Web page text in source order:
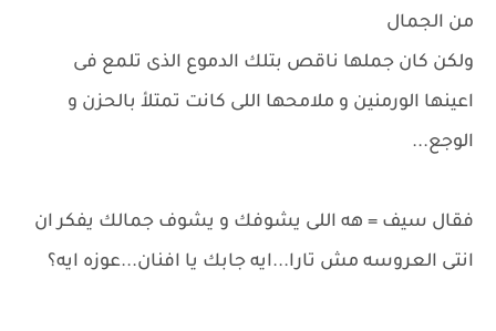
من الجمال
ولكن كان جملها ناقص بتلك الدموع الذى تلمع فى
اعينها الورمنين و ملامحها اللى كانت تمتلأ بالحزن و
الوجع...
فقال سيف = هه اللى يشوفك و يشوف جمالك يفكر ان
انتى العروسه مش تارا...ايه جابك يا افنان...عوزه ايه؟